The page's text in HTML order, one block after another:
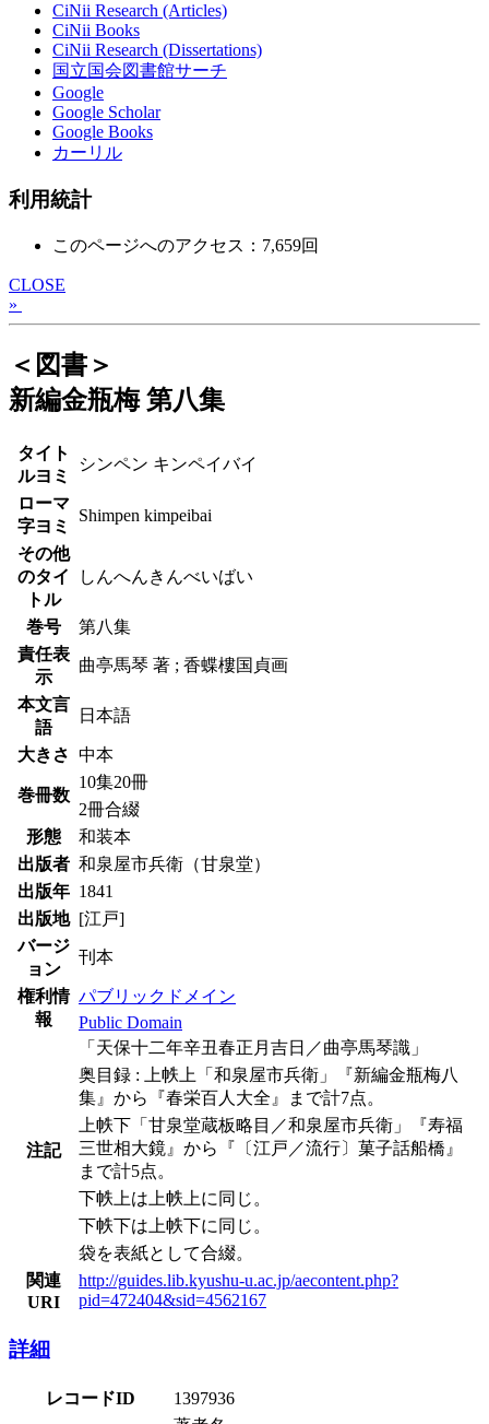
CiNii Research (Articles)
CiNii Books
CiNii Research (Dissertations)
国立国会図書館サーチ
Google
Google Scholar
Google Books
カーリル
利用統計
このページへのアクセス：7,659回
CLOSE
»
＜図書＞
新編金瓶梅 第八集
タイト
ルヨミ
シンペン キンペイバイ
ローマ
字ヨミ
Shimpen kimpeibai
その他
のタイ
トル
しんへんきんべいばい
巻号
第八集
責任表
示
曲亭馬琴 著 ; 香蝶樓国貞画
本文言
語
日本語
大きさ 中本
巻冊数
10集20冊
2冊合綴
形態
和装本
出版者 和泉屋市兵衛（甘泉堂）
出版年 1841
出版地 [江戸]
バージ
ョン
刊本
権利情
報
パブリックドメイン
Public Domain
注記
「天保十二年辛丑春正月吉日／曲亭馬琴識」
奥目録 : 上帙上「和泉屋市兵衛」『新編金瓶梅八
集』から『春栄百人大全』まで計7点。
上帙下「甘泉堂蔵板略目／和泉屋市兵衛」『寿福
三世相大鏡』から『〔江戸／流行〕菓子話船橋』
まで計5点。
下帙上は上帙上に同じ。
下帙下は上帙下に同じ。
袋を表紙として合綴。
関連
URI
http://guides.lib.kyushu-u.ac.jp/aecontent.php?
pid=472404&sid=4562167
詳細
レコードID
1397936